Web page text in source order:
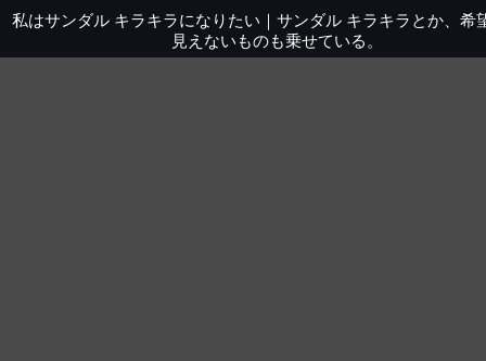
私はサンダル キラキラになりたい ｜ サンダル キラキラとか、希
見えないものも乗せている。